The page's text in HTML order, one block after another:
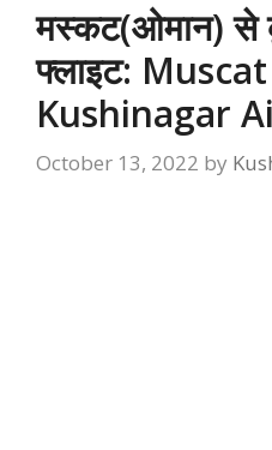
मस्कट(ओमान) से
फ्लाइट:
Kushinagar
October 13, 2022 by